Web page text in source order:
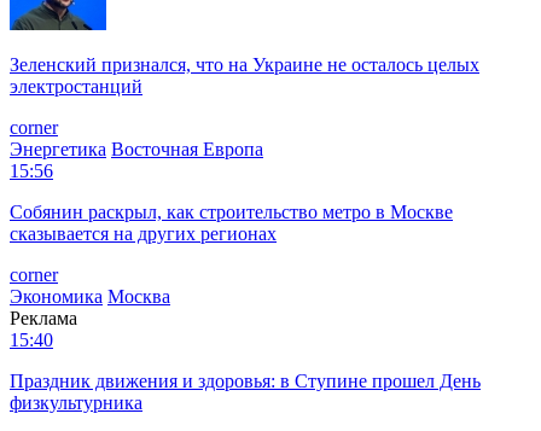
Зеленский признался, что на Украине не осталось целых
электростанций
corner
Энергетика Восточная Европа
15:56
Собянин раскрыл, как строительство метро в Москве
сказывается на других регионах
corner
Экономика Москва
Реклама
15:40
Праздник движения и здоровья: в Ступине прошел День
физкультурника